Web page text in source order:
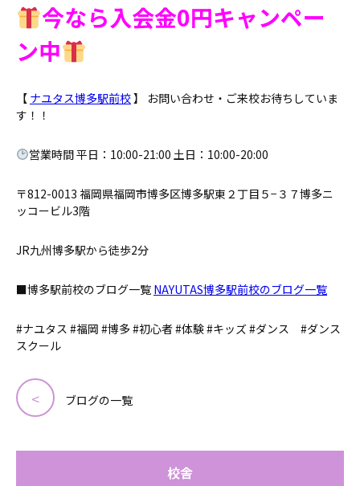
今なら入会金0円キャンペー
ン中
【 ナユタス博多駅前校】 お問い合わせ・ご来校お待ちしていま
す！！
営業時間 平日：10:00-21:00 土日：10:00-20:00
〒812-0013 福岡県福岡市博多区博多駅東２丁目５−３７博多ニ
ッコービル3階
JR九州博多駅から徒歩2分
■博多駅前校のブログ一覧 NAYUTAS博多駅前校のブログ一覧
#ナユタス #福岡 #博多 #初心者 #体験 #キッズ #ダンス #ダンス
スクール
ブログの一覧
校舎